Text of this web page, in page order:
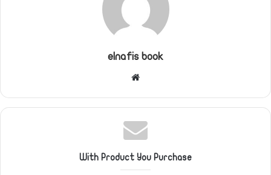
elnafis book
With Product You Purchase